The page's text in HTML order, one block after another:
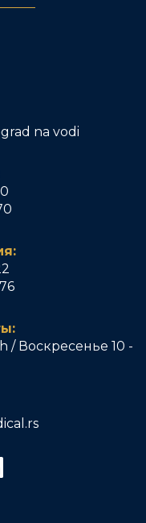
na vodi
/ Воскресенье 10 -